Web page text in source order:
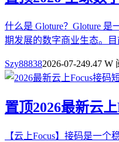
什么是 Gloture？Gloture
期发展的数字商业生态。目
Szy888382026-07-249.47 W
置顶2026最新云
【云上Focus】接码是一个